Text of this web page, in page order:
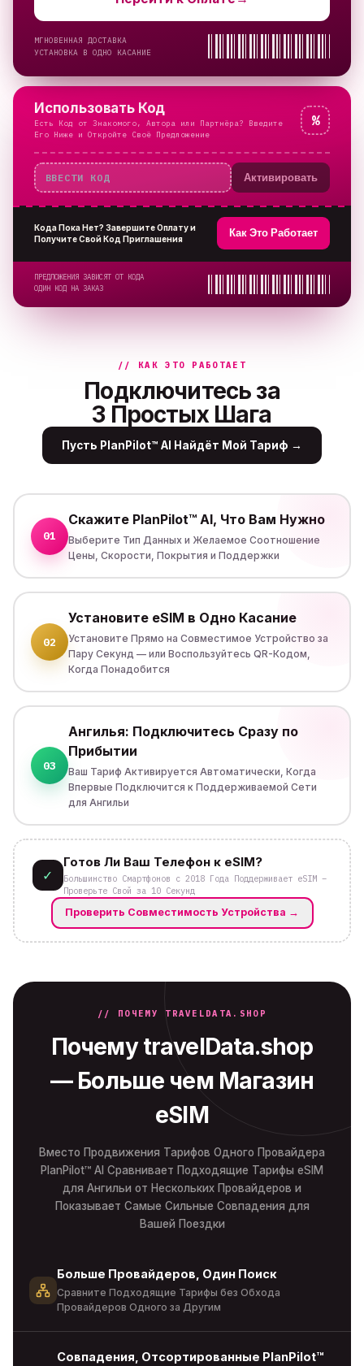
МГНОВЕННАЯ ДОСТАВКА
УСТАНОВКА В ОДНО КАСАНИЕ
Использовать Код
Есть Код от Знакомого, Автора или Партнёра? Введите
Его Ниже и Откройте Своё Предложение
%
Активировать
Кода Пока Нет? Завершите Оплату и
Получите Свой Код Приглашения
Как Это Работает
ПРЕДЛОЖЕНИЯ ЗАВИСЯТ ОТ КОДА
ОДИН КОД НА ЗАКАЗ
// КАК ЭТО РАБОТАЕТ
Подключитесь за
3 Простых Шага
Пусть PlanPilot™ AI Найдёт Мой Тариф →
01
Скажите PlanPilot™ AI, Что Вам Нужно
Выберите Тип Данных и Желаемое Соотношение
Цены, Скорости, Покрытия и Поддержки
02
Установите eSIM в Одно Касание
Установите Прямо на Совместимое Устройство за
Пару Секунд — или Воспользуйтесь QR-Кодом,
Когда Понадобится
03
Ангилья: Подключитесь Сразу по
Прибытии
Ваш Тариф Активируется Автоматически, Когда
Впервые Подключится к Поддерживаемой Сети
для Ангильи
✓
Готов Ли Ваш Телефон к eSIM?
Большинство Смартфонов с 2018 Года Поддерживает eSIM –
Проверьте Свой за 10 Секунд
Проверить Совместимость Устройства →
// ПОЧЕМУ TRAVELDATA.SHOP
Почему travelData.shop
— Больше чем Магазин
eSIM
Вместо Продвижения Тарифов Одного Провайдера
PlanPilot™ AI Сравнивает Подходящие Тарифы eSIM
для Ангильи от Нескольких Провайдеров и
Показывает Самые Сильные Совпадения для
Вашей Поездки
Больше Провайдеров, Один Поиск
Сравните Подходящие Тарифы без Обхода
Провайдеров Одного за Другим
Совпадения, Отсортированные PlanPilot™